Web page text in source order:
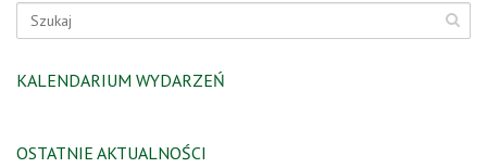
KALENDARIUM WYDARZEŃ
OSTATNIE AKTUALNOŚCI